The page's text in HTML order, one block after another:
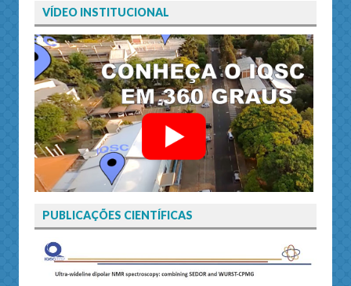
VÍDEO INSTITUCIONAL
PUBLICAÇÕES CIENTÍFICAS